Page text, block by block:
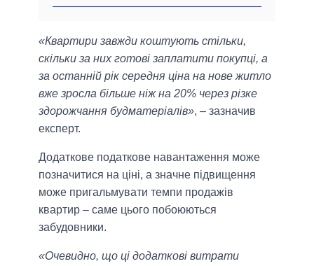
«Квартири завжди коштують стільки,
скільки за них готові заплатити покупці, а
за останній рік середня ціна на нове житло
вже зросла більше ніж на 20% через різке
здорожчання будматеріалів», – зазначив
експерт.
Додаткове податкове навантаження може
позначитися на ціні, а значне підвищення
може пригальмувати темпи продажів
квартир – саме цього побоюються
забудовники.
«Очевидно, що ці додаткові витрати